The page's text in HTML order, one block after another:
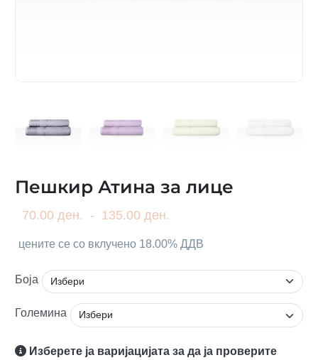
Пешкир Атина за лице
70.00 ден. - 135.00 ден.
цените се со вклучено 18.00% ДДВ
Боја
Големина
Изберете ја варијацијата за да ја проверите